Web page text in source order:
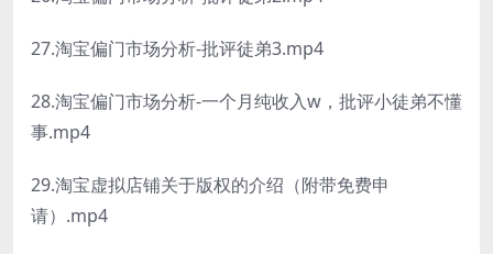
27.淘宝偏门市场分析-批评徒弟3.mp4
28.淘宝偏门市场分析-一个月纯收入w，批评小徒弟不懂
事.mp4
29.淘宝虚拟店铺关于版权的介绍（附带免费申
请）.mp4